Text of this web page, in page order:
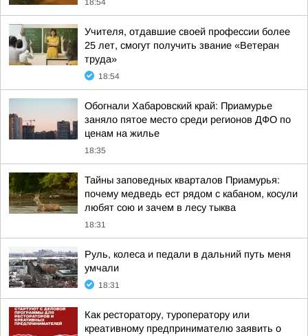
18:54
Учителя, отдавшие своей профессии более
25 лет, смогут получить звание «Ветеран
труда»
18:54
Обогнали Хабаровский край: Приамурье
заняло пятое место среди регионов ДФО по
ценам на жилье
18:35
Тайны заповедных кварталов Приамурья:
почему медведь ест рядом с кабаном, косули
любят сою и зачем в лесу тыква
18:31
Руль, колеса и педали в дальний путь меня
умчали
18:31
Как ресторатору, туроператору или
креативному предпринимателю заявить о